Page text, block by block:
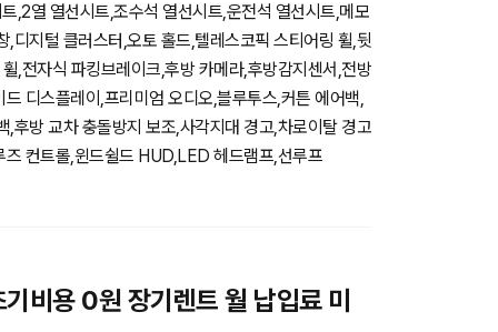
,2열 열선시트,조수석 열선시트,운전석 열선시트,메모
디지털 클러스터,오토 홀드,텔레스코픽 스티어링 휠,뒷
,전자식 파킹브레이크,후방 카메라,후방감지센서,전방
디스플레이,프리미엄 오디오,블루투스,커튼 에어백,
후방 교차 충돌방지 보조,사각지대 경고,차로이탈 경고
컨트롤,윈드쉴드 HUD,LED 헤드램프,선루프
비용 0원 장기렌트 월 납입료 미